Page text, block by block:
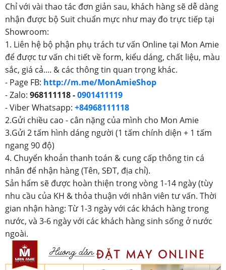
Chỉ với vài thao tác đơn giản sau, khách hàng sẽ dễ dàng
nhận được bộ Suit chuẩn mực như may đo trực tiếp tại
Showroom:
1. Liên hệ bộ phận phụ trách tư vấn Online tại Mon Amie
để được tư vấn chi tiết về form, kiểu dáng, chất liệu, màu
sắc, giá cả.... & các thông tin quan trọng khác.
- Page FB: http://m.me/MonAmieShop
- Zalo: 968111118 -0901411119
- Viber Whatsapp: +84968111118
2.Gửi chiều cao - cân nặng của mình cho Mon Amie
3.Gửi 2 tấm hình dáng người (1 tấm chính diện + 1 tấm
ngang 90 độ)
4. Chuyển khoản thanh toán & cung cấp thông tin cá
nhân để nhận hàng (Tên, SĐT, địa chỉ).
Sản hẩm sẽ được hoàn thiện trong vòng 1-14 ngày (tùy
nhu cầu của KH & thỏa thuận với nhân viên tư vấn. Thời
gian nhận hàng: Từ 1-3 ngày với các khách hàng trong
nước, và 3-6 ngày với các khách hàng sinh sống ở nước
ngoài.